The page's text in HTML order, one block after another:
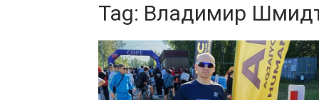
Tag: Владимир